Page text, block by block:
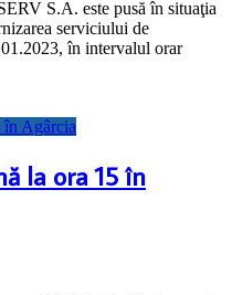
S.A. este pusă în situaţia
serviciului de
în intervalul orar
la ora 15 în